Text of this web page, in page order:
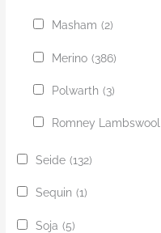
Masham (2)
Merino (386)
Polwarth (3)
Romney Lambswool
Seide (132)
Sequin (1)
Soja (5)